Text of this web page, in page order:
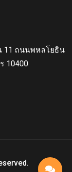
11 ถนนพหลโยธิน
10400